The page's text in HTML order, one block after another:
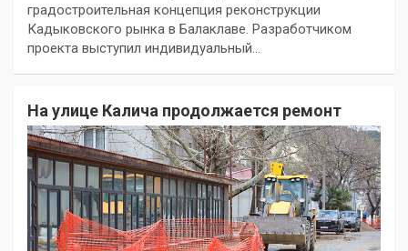
градостроительная концепция реконструкции
Кадыковского рынка в Балаклаве. Разработчиком
проекта выступил индивидуальный…
На улице Калича продолжается ремонт